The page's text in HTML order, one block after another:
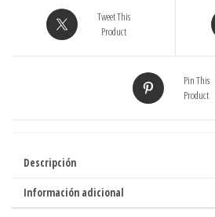
Tweet This
Product
Pin This
Product
Descripción
Información adicional